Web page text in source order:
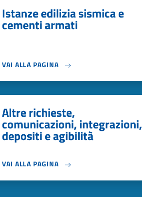
Istanze edilizia sismica e
cementi armati
VAI ALLA PAGINA
Altre richieste,
comunicazioni, integrazioni,
depositi e agibilità
VAI ALLA PAGINA